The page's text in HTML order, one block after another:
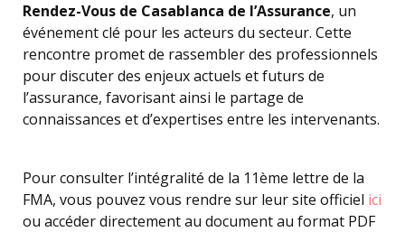
Rendez-Vous de Casablanca de l’Assurance, un
événement clé pour les acteurs du secteur. Cette
rencontre promet de rassembler des professionnels
pour discuter des enjeux actuels et futurs de
l’assurance, favorisant ainsi le partage de
connaissances et d’expertises entre les intervenants.
Pour consulter l’intégralité de la 11ème lettre de la
FMA, vous pouvez vous rendre sur leur site officiel ici
ou accéder directement au document au format PDF